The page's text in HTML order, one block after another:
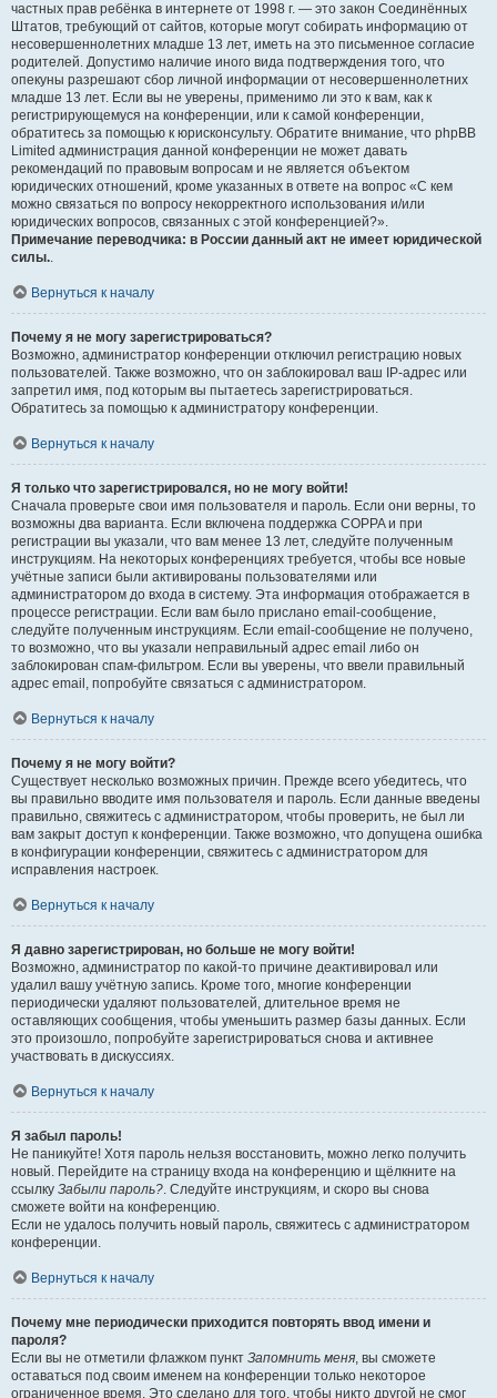
частных прав ребёнка в интернете от 1998 г. — это закон Соединённых
Штатов, требующий от сайтов, которые могут собирать информацию от
несовершеннолетних младше 13 лет, иметь на это письменное согласие
родителей. Допустимо наличие иного вида подтверждения того, что
опекуны разрешают сбор личной информации от несовершеннолетних
младше 13 лет. Если вы не уверены, применимо ли это к вам, как к
регистрирующемуся на конференции, или к самой конференции,
обратитесь за помощью к юрисконсульту. Обратите внимание, что phpBB
Limited администрация данной конференции не может давать
рекомендаций по правовым вопросам и не является объектом
юридических отношений, кроме указанных в ответе на вопрос «С кем
можно связаться по вопросу некорректного использования и/или
юридических вопросов, связанных с этой конференцией?».
Примечание переводчика: в России данный акт не имеет юридической
силы..
Вернуться к началу
Почему я не могу зарегистрироваться?
Возможно, администратор конференции отключил регистрацию новых
пользователей. Также возможно, что он заблокировал ваш IP-адрес или
запретил имя, под которым вы пытаетесь зарегистрироваться.
Обратитесь за помощью к администратору конференции.
Вернуться к началу
Я только что зарегистрировался, но не могу войти!
Сначала проверьте свои имя пользователя и пароль. Если они верны, то
возможны два варианта. Если включена поддержка COPPA и при
регистрации вы указали, что вам менее 13 лет, следуйте полученным
инструкциям. На некоторых конференциях требуется, чтобы все новые
учётные записи были активированы пользователями или
администратором до входа в систему. Эта информация отображается в
процессе регистрации. Если вам было прислано email-сообщение,
следуйте полученным инструкциям. Если email-сообщение не получено,
то возможно, что вы указали неправильный адрес email либо он
заблокирован спам-фильтром. Если вы уверены, что ввели правильный
адрес email, попробуйте связаться с администратором.
Вернуться к началу
Почему я не могу войти?
Существует несколько возможных причин. Прежде всего убедитесь, что
вы правильно вводите имя пользователя и пароль. Если данные введены
правильно, свяжитесь с администратором, чтобы проверить, не был ли
вам закрыт доступ к конференции. Также возможно, что допущена ошибка
в конфигурации конференции, свяжитесь с администратором для
исправления настроек.
Вернуться к началу
Я давно зарегистрирован, но больше не могу войти!
Возможно, администратор по какой-то причине деактивировал или
удалил вашу учётную запись. Кроме того, многие конференции
периодически удаляют пользователей, длительное время не
оставляющих сообщения, чтобы уменьшить размер базы данных. Если
это произошло, попробуйте зарегистрироваться снова и активнее
участвовать в дискуссиях.
Вернуться к началу
Я забыл пароль!
Не паникуйте! Хотя пароль нельзя восстановить, можно легко получить
новый. Перейдите на страницу входа на конференцию и щёлкните на
ссылку Забыли пароль?. Следуйте инструкциям, и скоро вы снова
сможете войти на конференцию.
Если не удалось получить новый пароль, свяжитесь с администратором
конференции.
Вернуться к началу
Почему мне периодически приходится повторять ввод имени и
пароля?
Если вы не отметили флажком пункт Запомнить меня, вы сможете
оставаться под своим именем на конференции только некоторое
ограниченное время. Это сделано для того, чтобы никто другой не смог